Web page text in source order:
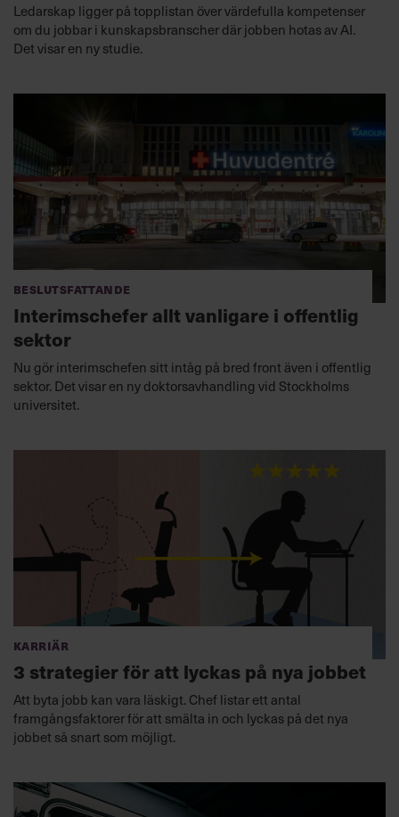
Ledarskap ligger på topplistan över värdefulla kompetenser
om du jobbar i kunskapsbranscher där jobben hotas av AI.
Det visar en ny studie.
Beslutsfattande
Interimschefer allt vanligare i offentlig
sektor
Nu gör interimschefen sitt intåg på bred front även i offentlig
sektor. Det visar en ny doktorsavhandling vid Stockholms
universitet.
Karriär
3 strategier för att lyckas på nya jobbet
Att byta jobb kan vara läskigt. Chef listar ett antal
framgångsfaktorer för att smälta in och lyckas på det nya
jobbet så snart som möjligt.